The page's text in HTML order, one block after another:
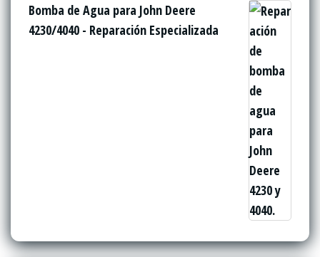
Bomba de Agua para John Deere
4230/4040 - Reparación Especializada